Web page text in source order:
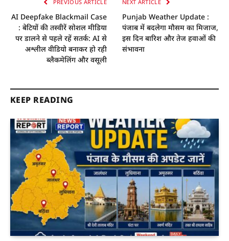
PREVIOUS ARTICLE
AI Deepfake Blackmail Case
: बेटियों की तस्वीरें सोशल मीडिया
पर डालने से पहले रहें सतर्क: AI से
अश्लील वीडियो बनाकर हो रही
ब्लैकमेलिंग और वसूली
NEXT ARTICLE
Punjab Weather Update :
पंजाब में बदलेगा मौसम का मिजाज,
इस दिन बारिश और तेज हवाओं की
संभावना
KEEP READING